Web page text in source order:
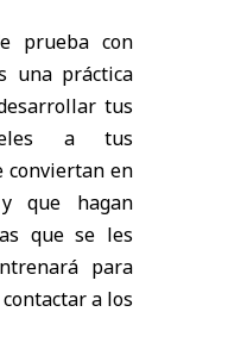
prueba con
una práctica
tus
a tus
conviertan en
que hagan
que se les
para
a los